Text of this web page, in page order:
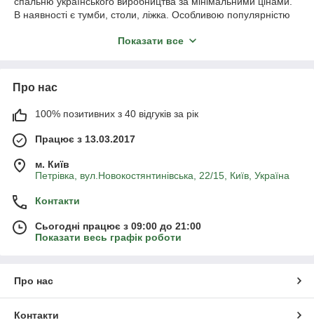
В наявності є тумби, столи, ліжка. Особливою популярністю
спальню, виконані в єдиній стилістиці. У нас можна підібрати
Ліжка, тумбочки, столики і комплекти
спальні гарнітури;
ліжка;
туалетні столики;
тумби.
комплект меблів в спальню, в якому всі елементи будуть
максимально гармонійно поєднуватися. Ми постаралися
зробити асортимент максимально різноманітним. Тут є ліжка,
Показати все
Про нас
100% позитивних з 40 відгуків за рік
Працює з 13.03.2017
м. Київ
Петрівка, вул.Новокостянтинівська, 22/15, Київ, Україна
Контакти
Сьогодні працює з 09:00 до 21:00
Показати весь графік роботи
Про нас
Контакти